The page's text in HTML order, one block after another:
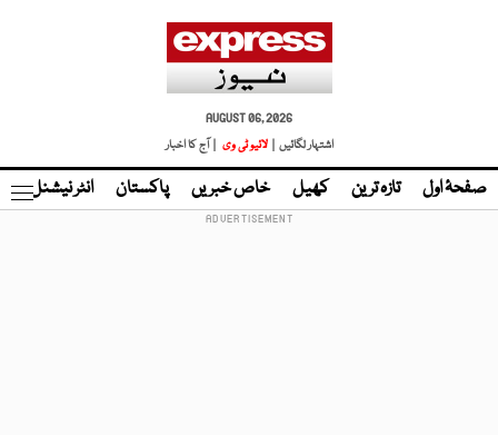
AUGUST 06, 2026
اشتہار لگائیں |
لائیو ٹی وی | آج کا اخبار
صفحۂ اول تازہ ترین کھیل خاص خبریں پاکستان انٹر نیشنل